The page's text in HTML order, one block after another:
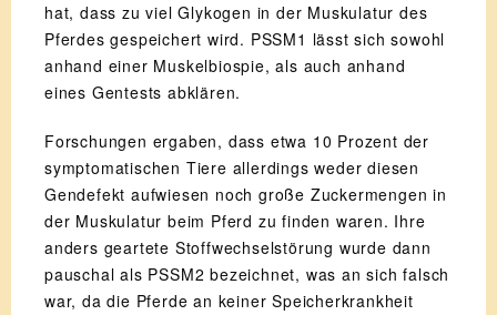
hat, dass zu viel Glykogen in der Muskulatur des
Pferdes gespeichert wird. PSSM1 lässt sich sowohl
anhand einer Muskelbiospie, als auch anhand
eines Gentests abklären.
Forschungen ergaben, dass etwa 10 Prozent der
symptomatischen Tiere allerdings weder diesen
Gendefekt aufwiesen noch große Zuckermengen in
der Muskulatur beim Pferd zu finden waren. Ihre
anders geartete Stoffwechselstörung wurde dann
pauschal als PSSM2 bezeichnet, was an sich falsch
war, da die Pferde an keiner Speicherkrankheit